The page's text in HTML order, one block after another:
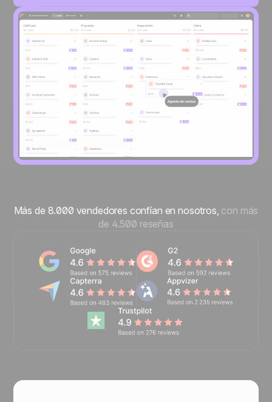
Más de 8.000 vendedores confían en nosotros, con más
de 4.500 reseñas